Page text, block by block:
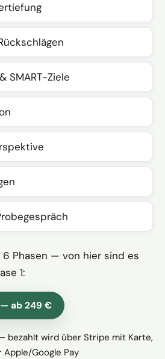
SMART-Ziele
Phasen — von hier sind es
1:
ab 249 €
bezahlt wird über Stripe mit Karte,
Apple/Google Pay